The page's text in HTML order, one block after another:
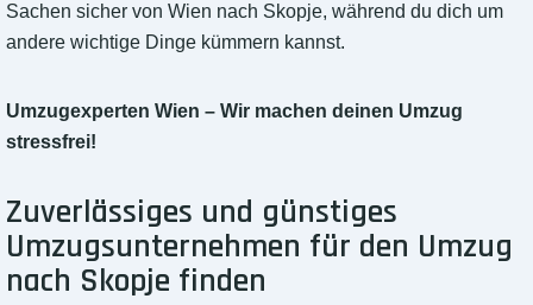
Sachen sicher von Wien nach Skopje, während du dich um
andere wichtige Dinge kümmern kannst.
Umzugexperten Wien – Wir machen deinen Umzug
stressfrei!
Zuverlässiges und günstiges
Umzugsunternehmen für den Umzug
nach Skopje finden